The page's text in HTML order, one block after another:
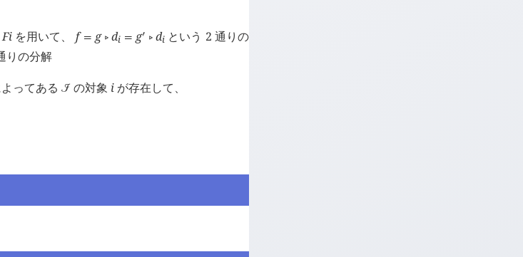
Fiを用いて、 f = g 󰖡 di = g󰎘 󰖡 di という 2 通りの
りの分解
ってある 󰒠 の対象 iが存在して、